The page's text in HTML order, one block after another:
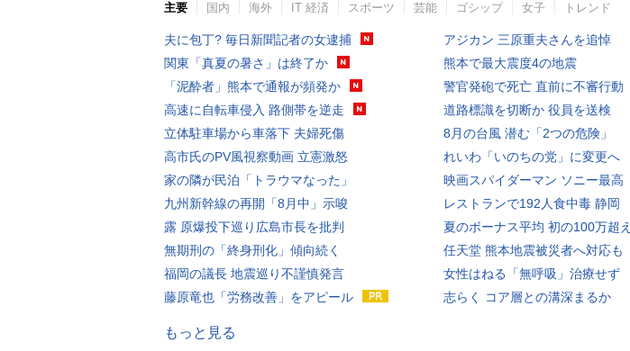
主要 国内 海外 IT 経済 スポーツ 芸能 ゴシップ 女子 トレンド
夫に包丁? 毎日新聞記者の女逮捕
関東「真夏の暑さ」は終了か
「泥酔者」熊本で通報が頻発か
高速に自転車侵入 路側帯を逆走
立体駐車場から車落下 夫婦死傷
高市氏のPV風視察動画 立憲激怒
家の隣が民泊「トラウマなった」
九州新幹線の再開「8月中」示唆
露 原爆投下巡り広島市長を批判
無期刑の「終身刑化」傾向続く
福岡の議長 地震巡り不謹慎発言
藤原竜也「労務改善」をアピール
アジカン 三原重夫さんを追悼
熊本で最大震度4の地震
警官発砲で死亡 直前に不審行動
道路標識を切断か 役員を送検
8月の台風 潜む「2つの危険」
れいわ「いのちの党」に変更へ
映画スパイダーマン ソニー最高
レストランで192人食中毒 静岡
夏のボーナス平均 初の100万超え
任天堂 熊本地震被災者へ対応も
女性はねる「無呼吸」治療せず
志らく コア層との溝深まるか
もっと見る